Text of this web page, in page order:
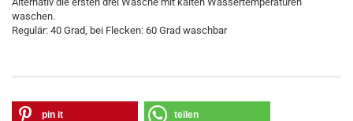
waschen.
Regulär: 40 Grad, bei Flecken: 60 Grad waschbar
pin it teilen